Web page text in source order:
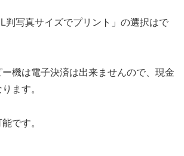
判写真サイズでプリント」の選択はで
ー機は電子決済は出来ませんので、現金
ます。
です。